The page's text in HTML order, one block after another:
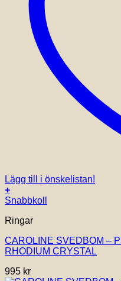
Lägg till i önskelistan!
+
Snabbkoll
Ringar
CAROLINE SVEDBOM –
RHODIUM CRYSTAL
995 kr